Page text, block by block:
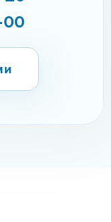
вся его